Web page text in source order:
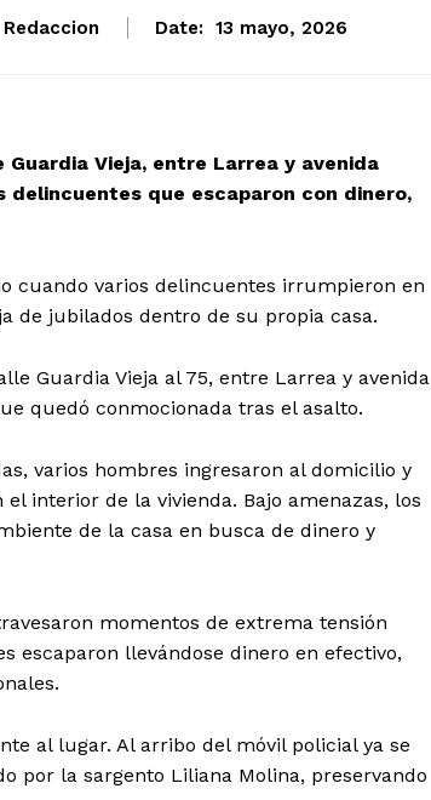
Redaccion Date: 13 mayo, 2026
Vieja, entre Larrea y avenida
que escaparon con dinero,
cuando varios delincuentes irrumpieron en
de jubilados dentro de su propia casa.
Guardia Vieja al 75, entre Larrea y avenida
quedó conmocionada tras el asalto.
varios hombres ingresaron al domicilio y
interior de la vivienda. Bajo amenazas, los
de la casa en busca de dinero y
momentos de extrema tensión
escaparon llevándose dinero en efectivo,
al lugar. Al arribo del móvil policial ya se
por la sargento Liliana Molina, preservando